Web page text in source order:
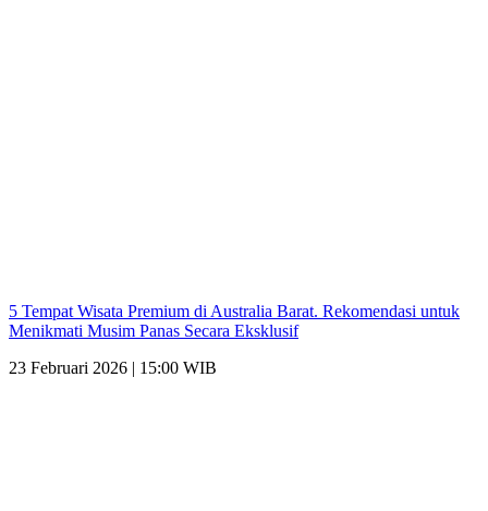
5 Tempat Wisata Premium di Australia Barat. Rekomendasi untuk
Menikmati Musim Panas Secara Eksklusif
23 Februari 2026 | 15:00 WIB